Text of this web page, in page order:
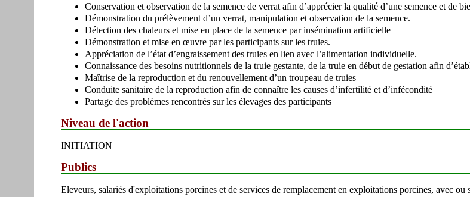
Conservation et observation de la semence de verrat afin d’apprécier la qualité d’une semence et de
Démonstration du prélèvement d’un verrat, manipulation et observation de la semence.
Détection des chaleurs et mise en place de la semence par insémination artificielle
Démonstration et mise en œuvre par les participants sur les truies.
Appréciation de l’état d’engraissement des truies en lien avec l’alimentation individuelle.
Connaissance des besoins nutritionnels de la truie gestante, de la truie en début de gestation afin
Maîtrise de la reproduction et du renouvellement d’un troupeau de truies
Conduite sanitaire de la reproduction afin de connaître les causes d’infertilité et d’infécondité
Partage des problèmes rencontrés sur les élevages des participants
Niveau de l'action
INITIATION
Publics
Eleveurs, salariés d'exploitations porcines et de services de remplacement en exploitations porcines, avec ou